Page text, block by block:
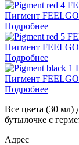
Пигмент
Подробнее
Пигмент
Подробнее
Пигмент
Подробнее
Все цвета (30 мл)
бутылочке с
Адрес